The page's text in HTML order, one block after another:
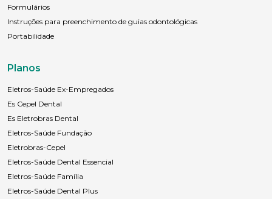
Formulários
Instruções para preenchimento de guias odontológicas
Portabilidade
Planos
Eletros-Saúde Ex-Empregados
Es Cepel Dental
Es Eletrobras Dental
Eletros-Saúde Fundação
Eletrobras-Cepel
Eletros-Saúde Dental Essencial
Eletros-Saúde Família
Eletros-Saúde Dental Plus